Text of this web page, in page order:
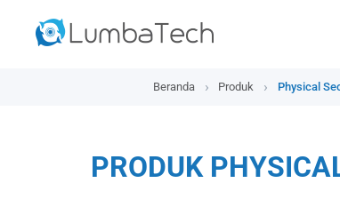
Beranda Produk Physical
PRODUK